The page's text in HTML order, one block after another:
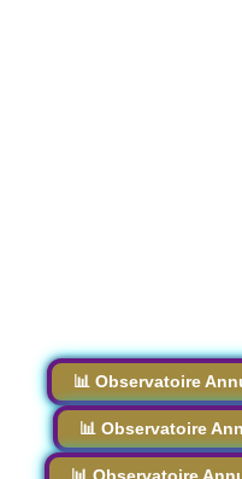
📊 Observatoire
📊 Observatoire